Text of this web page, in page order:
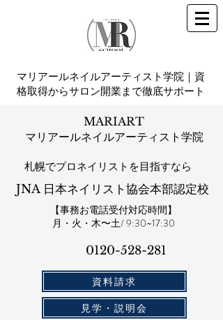
マリアールネイルアーティスト学院｜資
格取得からサロン開業まで徹底サポート
MARIART
マリアールネイルアーティスト学院
札幌​でプロネイリストを目指すなら
JNA 日本ネイリスト協会本部認定校
【事務お電話受付対応時間】
​月・火・木〜土/ 9:30~17:30
0120-528-281​
資料請求
見学・説明会